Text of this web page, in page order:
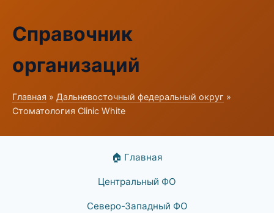
Справочник
организаций
Главная » Дальневосточный федеральный округ »
Стоматология Clinic White
🏠 Главная
Центральный ФО
Северо-Западный ФО